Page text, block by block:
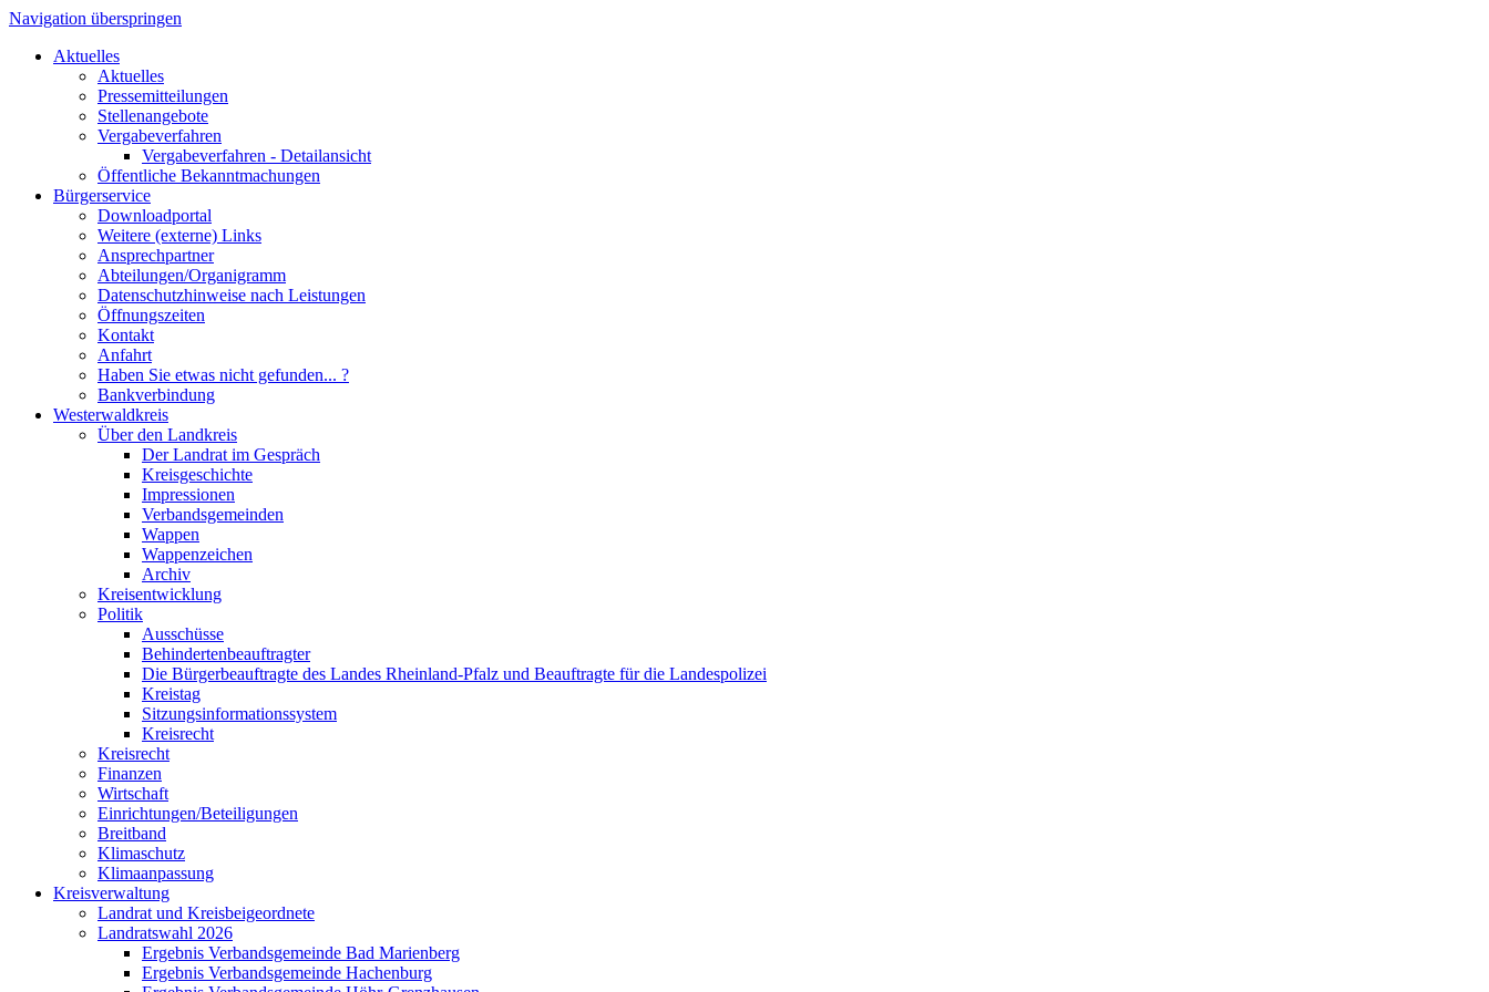
Navigation überspringen
Aktuelles
Aktuelles
Pressemitteilungen
Stellenangebote
Vergabeverfahren
Vergabeverfahren - Detailansicht
Öffentliche Bekanntmachungen
Bürgerservice
Downloadportal
Weitere (externe) Links
Ansprechpartner
Abteilungen/Organigramm
Datenschutzhinweise nach Leistungen
Öffnungszeiten
Kontakt
Anfahrt
Haben Sie etwas nicht gefunden... ?
Bankverbindung
Westerwaldkreis
Über den Landkreis
Der Landrat im Gespräch
Kreisgeschichte
Impressionen
Verbandsgemeinden
Wappen
Wappenzeichen
Archiv
Kreisentwicklung
Politik
Ausschüsse
Behindertenbeauftragter
Die Bürgerbeauftragte des Landes Rheinland-Pfalz und Beauftragte für die Landespolizei
Kreistag
Sitzungsinformationssystem
Kreisrecht
Kreisrecht
Finanzen
Wirtschaft
Einrichtungen/Beteiligungen
Breitband
Klimaschutz
Klimaanpassung
Kreisverwaltung
Landrat und Kreisbeigeordnete
Landratswahl 2026
Ergebnis Verbandsgemeinde Bad Marienberg
Ergebnis Verbandsgemeinde Hachenburg